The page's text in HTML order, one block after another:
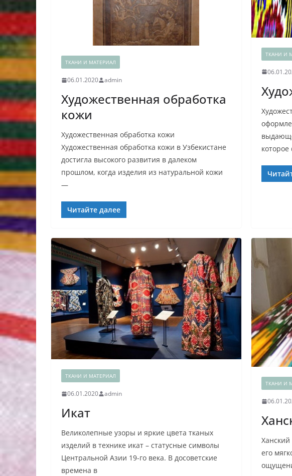
ТКАНИ И МАТЕРИАЛ
06.01.2020 admin
Художественная обработка
кожи
Художественная обработка кожи
Художественная обработка кожи в Узбекистане
достигла высокого развития в далеком
прошлом, когда изделия из натуральной кожи
—
Читайте далее
ТКАНИ И
ТКАНИ И МАТЕРИАЛ
06.01.2020 admin
Икат
Великолепные узоры и яркие цвета тканых
изделий в технике икат – статусные символы
Центральной Азии 19-го века. В досоветские
времена в
ТКАНИ И
его